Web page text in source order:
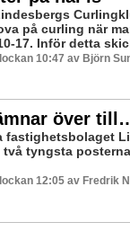
på curling när
17. Inför detta
10:47 av Björn
över
fastighetsbolaget
två tyngsta
12:05 av Fredrik